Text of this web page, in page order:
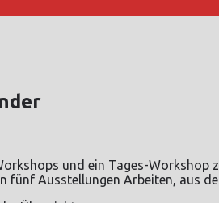
und ein Tages-Workshop
fünf Ausstellungen Arbeiten, aus